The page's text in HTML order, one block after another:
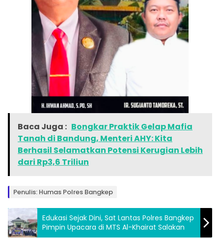
Baca Juga : Bongkar Praktik Gelap Mafia
Tanah di Bandung, Menteri AHY: Kita
Berhasil Selamatkan Potensi Kerugian Lebih
dari Rp3,6 Triliun
Penulis: Humas Polres Bangkep
Edukasi Sejak Dini, Sat Lantas Polres Bangkep
Pimpin Upacara di MTS Al-Khairat Salakan